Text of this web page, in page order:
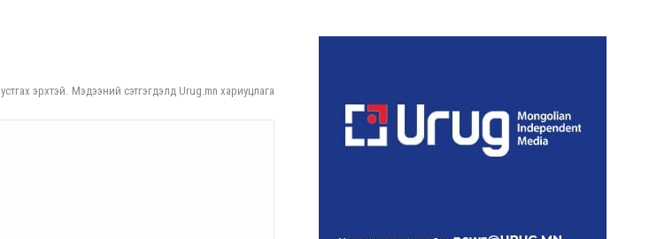
эрхтэй. Мэдээний сэтгэгдэлд Urug.mn хариуцлага
шүүхэд шилжүүлжээ